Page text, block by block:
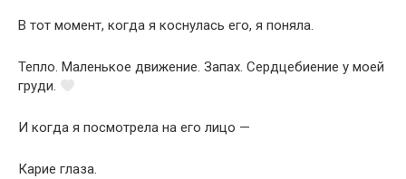
В тот момент, когда я коснулась его, я поняла.
Тепло. Маленькое движение. Запах. Сердцебиение у моей
груди.
И когда я посмотрела на его лицо —
Карие глаза.